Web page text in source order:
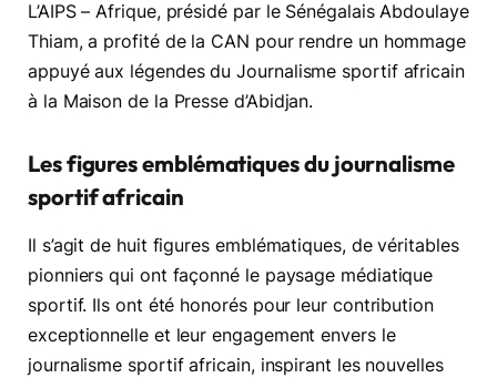
L’AIPS – Afrique, présidé par le Sénégalais Abdoulaye
Thiam, a profité de la CAN pour rendre un hommage
appuyé aux légendes du Journalisme sportif africain
à la Maison de la Presse d’Abidjan.
Les figures emblématiques du journalisme
sportif africain
Il s’agit de huit figures emblématiques, de véritables
pionniers qui ont façonné le paysage médiatique
sportif. Ils ont été honorés pour leur contribution
exceptionnelle et leur engagement envers le
journalisme sportif africain, inspirant les nouvelles